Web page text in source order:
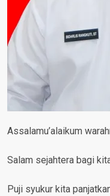
Assalamu’alaikum
Salam sejahtera bagi
Puji syukur kita